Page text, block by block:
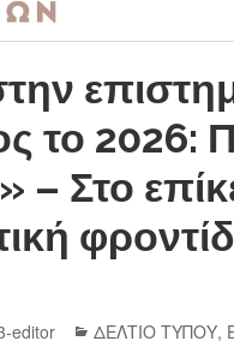
το 2026:
– Στο
editor ΔΕΛΤΙΟ ΤΥΠΟΥ,